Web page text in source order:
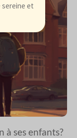
à ses enfants?
sereine et